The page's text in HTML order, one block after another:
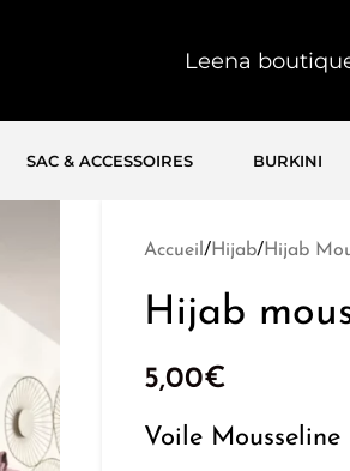
Leena
SAC & ACCESSOIRES BURKINI
Accueil /Hijab/Hijab
Hijab
5,00€
Voile Mousseline